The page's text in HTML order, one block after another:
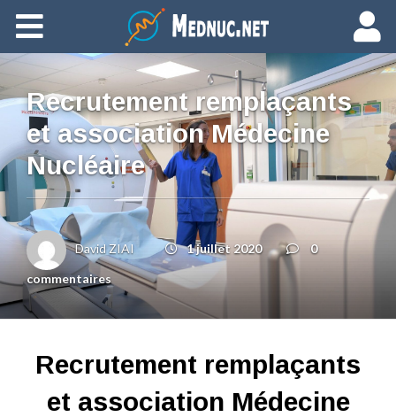
Ajouter du contenu
Recrutement remplaçants
et association Médecine
Nucléaire
David ZIAI 1 juillet 2020
0
commentaires
Recrutement remplaçants
et association Médecine